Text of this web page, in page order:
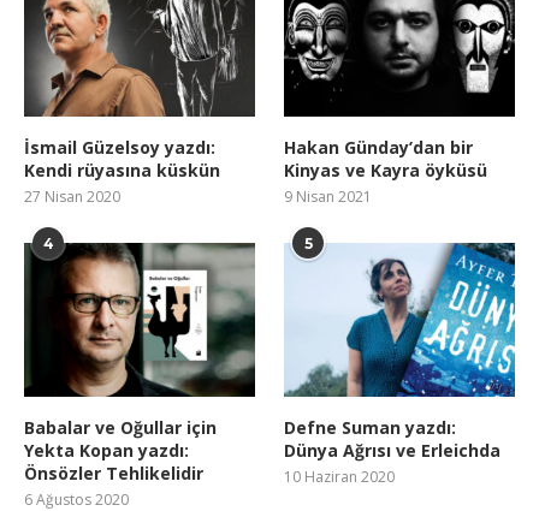
İsmail Güzelsoy yazdı:
Kendi rüyasına küskün
27 Nisan 2020
Hakan Günday’dan bir
Kinyas ve Kayra öyküsü
9 Nisan 2021
4
Babalar ve Oğullar için
Yekta Kopan yazdı:
Önsözler Tehlikelidir
6 Ağustos 2020
5
Defne Suman yazdı:
Dünya Ağrısı ve Erleichda
10 Haziran 2020